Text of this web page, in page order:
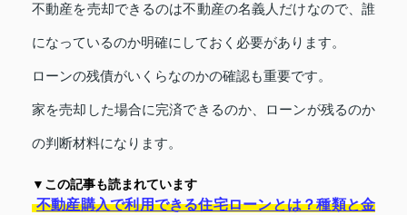
不動産を売却できるのは不動産の名義人だけなので、誰
になっているのか明確にしておく必要があります。
ローンの残債がいくらなのかの確認も重要です。
家を売却した場合に完済できるのか、ローンが残るのか
の判断材料になります。
▼この記事も読まれています
不動産購入で利用できる住宅ローンとは？種類と金